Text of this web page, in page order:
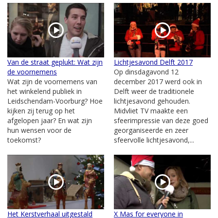
Van de straat geplukt: Wat zijn
de voornemens
Wat zijn de voornemens van
het winkelend publiek in
Leidschendam-Voorburg? Hoe
kijken zij terug op het
afgelopen jaar? En wat zijn
hun wensen voor de
toekomst?
Lichtjesavond Delft 2017
Op dinsdagavond 12
december 2017 werd ook in
Delft weer de traditionele
lichtjesavond gehouden.
Midvliet TV maakte een
sfeerimpressie van deze goed
georganiseerde en zeer
sfeervolle lichtjesavond,...
Het Kerstverhaal uitgestald
X Mas for everyone in